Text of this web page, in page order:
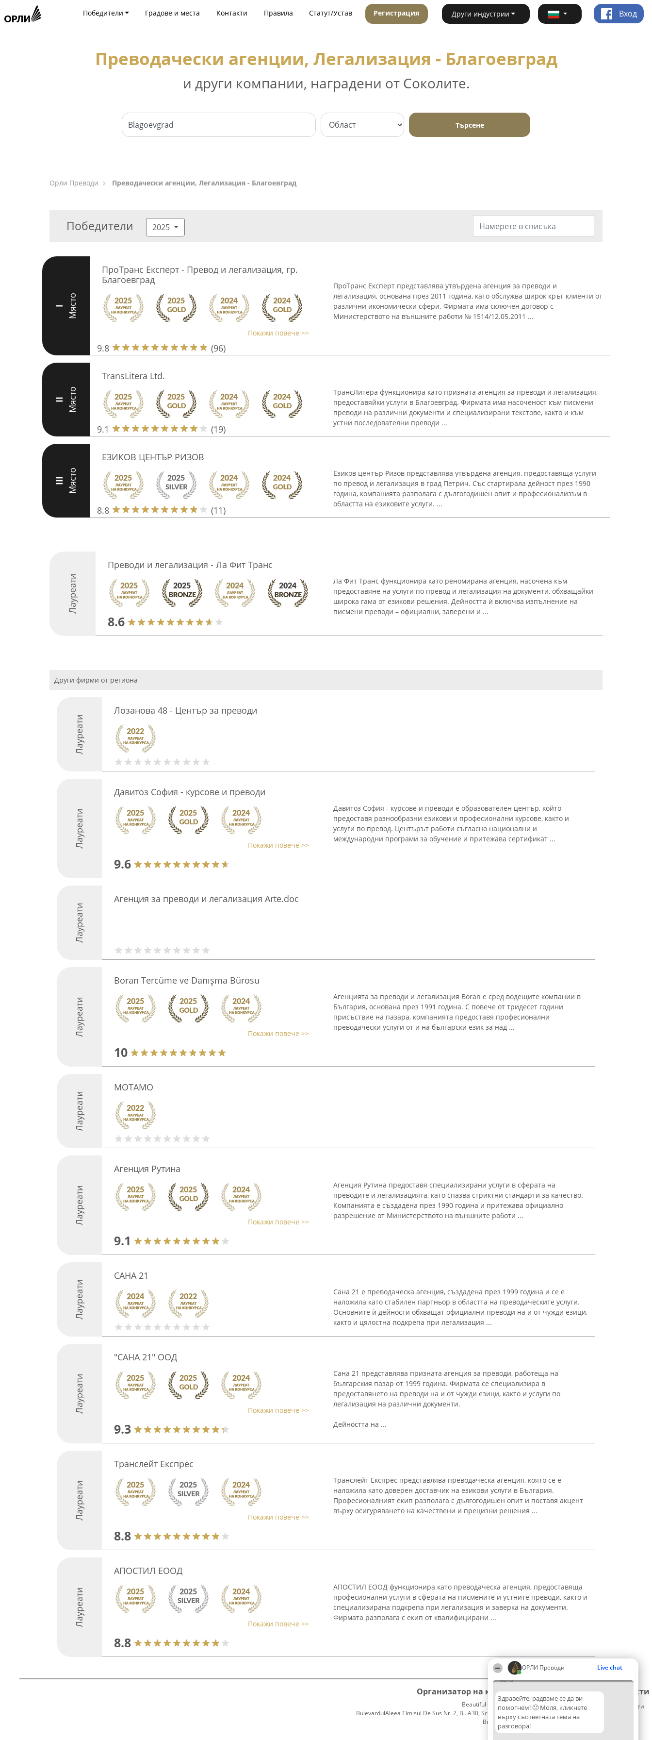
ОРЛИ Преводи Live chat
08:16
Здравейте, радваме се да ви
помогнем! 🙂 Моля, кликнете
върху съответната тема на
разговора!
Победители Градове и места Контакти Правила Статут/Устав Регистрация Други индустрии Вход
Преводачески агенции, Легализация - Благоевград
и други компании, наградени от Соколите.
Търсене
Орли Преводи Преводачески агенции, Легализация - Благоевград
Победители 2025
I Място
ПроТранс Експерт - Превод и легализация, гр.
Благоевград
Покажи повече >>
9.8 (96)
ПроТранс Експерт представлява утвърдена агенция за преводи и
легализация, основана през 2011 година, като обслужва широк кръг клиенти от
различни икономически сфери. Фирмата има сключен договор с
Министерството на външните работи № 1514/12.05.2011 ...
II Място
TransLitera Ltd.
9.1 (19)
ТрансЛитера функционира като призната агенция за преводи и легализация,
предоставяйки услуги в Благоевград. Фирмата има насоченост към писмени
преводи на различни документи и специализирани текстове, както и към
устни последователни преводи ...
III Място
ЕЗИКОВ ЦЕНТЪР РИЗОВ
8.8 (11)
Езиков център Ризов представлява утвърдена агенция, предоставяща услуги
по превод и легализация в град Петрич. Със стартирала дейност през 1990
година, компанията разполага с дългогодишен опит и професионализъм в
областта на езиковите услуги. ...
Лауреати
Преводи и легализация - Ла Фит Транс
8.6
Ла Фит Транс функционира като реномирана агенция, насочена към
предоставяне на услуги по превод и легализация на документи, обхващайки
широка гама от езикови решения. Дейността ѝ включва изпълнение на
писмени преводи – официални, заверени и ...
Други фирми от региона
Лауреати
Лозанова 48 - Център за преводи
Лауреати
Давитоз София - курсове и преводи
Покажи повече >>
9.6
Давитоз София - курсове и преводи е образователен център, който
предоставя разнообразни езикови и професионални курсове, както и
услуги по превод. Центърът работи съгласно национални и
международни програми за обучение и притежава сертификат ...
Лауреати
Агенция за преводи и легализация Arte.doc
Лауреати
Boran Tercüme ve Danışma Bürosu
Покажи повече >>
10
Агенцията за преводи и легализация Boran е сред водещите компании в
България, основана през 1991 година. С повече от тридесет години
присъствие на пазара, компанията предоставя професионални
преводачески услуги от и на български език за над ...
Лауреати
MOTAMO
Лауреати
Агенция Рутина
Покажи повече >>
9.1
Агенция Рутина предоставя специализирани услуги в сферата на
преводите и легализацията, като спазва стриктни стандарти за качество.
Компанията е създадена през 1990 година и притежава официално
разрешение от Министерството на външните работи ...
Лауреати
САНА 21
Сана 21 е преводаческа агенция, създадена през 1999 година и се е
наложила като стабилен партньор в областта на преводаческите услуги.
Основните ѝ дейности обхващат официални преводи на и от чужди езици,
както и цялостна подкрепа при легализация ...
Лауреати
"САНА 21" ООД
Покажи повече >>
9.3
Сана 21 представлява призната агенция за преводи, работеща на
българския пазар от 1999 година. Фирмата се специализира в
предоставянето на преводи на и от чужди езици, както и услуги по
легализация на различни документи.
Дейността на ...
Лауреати
Транслейт Експрес
Покажи повече >>
8.8
Транслейт Експрес представлява преводаческа агенция, която се е
наложила като доверен доставчик на езикови услуги в България.
Професионалният екип разполага с дългогодишен опит и поставя акцент
върху осигуряването на качествени и прецизни решения ...
Лауреати
АПОСТИЛ ЕООД
Покажи повече >>
8.8
АПОСТИЛ ЕООД функционира като преводаческа агенция, предоставяща
професионални услуги в сферата на писмените и устните преводи, както и
специализирана подкрепа при легализация и заверка на документи.
Фирмата разполага с екип от квалифицирани ...
Организатор на класиране
Beautiful Company S.R.L.
BulevardulAleea Timișul De Sus Nr. 2, Bl. A30, Sc. A, Et. 4, Ap. 13
București 53-238
CUI 36737675
Класация
Победители
Списък
на
Контакти
Контакти